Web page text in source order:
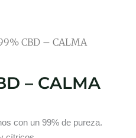
CBD – CALMA
– CALMA
con un 99% de pureza.